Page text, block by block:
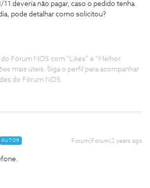
deveria não pagar, caso o pedido tenha
pode detalhar como solicitou?
Fórum NOS com “Likes” e “Melhor
mais úteis. Siga o perfil para acompanhar
do Fórum NOS.
AUTOR Forum|Forum|2 years ago